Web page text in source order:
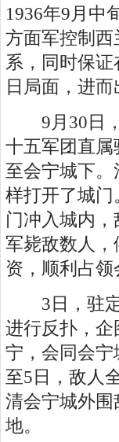
1936年9月中
方面军控制
系，同时保
日局面，进
9月30日，
十五军团直
至会宁城下
样打开了城
门冲入城内
军毙敌数人
资，顺利占领
3日，驻定
进行反扑，
宁，会同会
至5日，敌人
清会宁城外
地。